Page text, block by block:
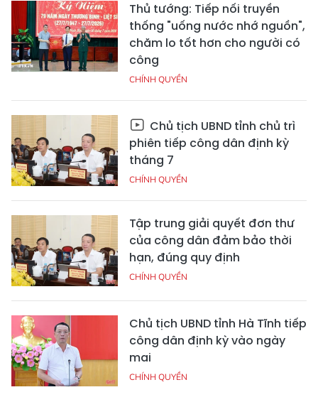
Thủ tướng: Tiếp nối truyền
thống "uống nước nhớ nguồn",
chăm lo tốt hơn cho người có
công
CHÍNH QUYỀN
Chủ tịch UBND tỉnh chủ trì
phiên tiếp công dân định kỳ
tháng 7
CHÍNH QUYỀN
Tập trung giải quyết đơn thư
của công dân đảm bảo thời
hạn, đúng quy định
CHÍNH QUYỀN
Chủ tịch UBND tỉnh Hà Tĩnh tiếp
công dân định kỳ vào ngày
mai
CHÍNH QUYỀN